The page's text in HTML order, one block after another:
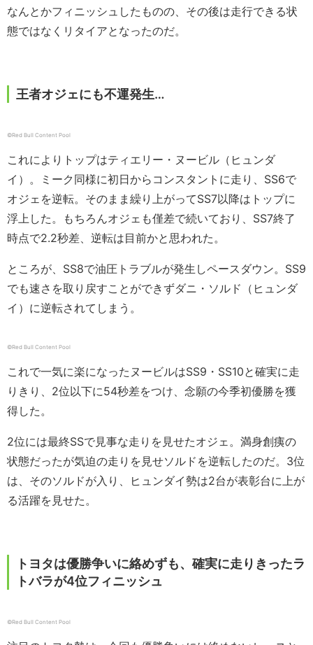
なんとかフィニッシュしたものの、その後は走行できる状
態ではなくリタイアとなったのだ。
王者オジェにも不運発生…
©︎Red Bull Content Pool
これによりトップはティエリー・ヌービル（ヒュンダ
イ）。ミーク同様に初日からコンスタントに走り、SS6で
オジェを逆転。そのまま繰り上がってSS7以降はトップに
浮上した。もちろんオジェも僅差で続いており、SS7終了
時点で2.2秒差、逆転は目前かと思われた。
ところが、SS8で油圧トラブルが発生しペースダウン。SS9
でも速さを取り戻すことができずダニ・ソルド（ヒュンダ
イ）に逆転されてしまう。
©︎Red Bull Content Pool
これで一気に楽になったヌービルはSS9・SS10と確実に走
りきり、2位以下に54秒差をつけ、念願の今季初優勝を獲
得した。
2位には最終SSで見事な走りを見せたオジェ。満身創痍の
状態だったが気迫の走りを見せソルドを逆転したのだ。3位
は、そのソルドが入り、ヒュンダイ勢は2台が表彰台に上が
る活躍を見せた。
トヨタは優勝争いに絡めずも、確実に走りきったラ
トバラが4位フィニッシュ
©︎Red Bull Content Pool